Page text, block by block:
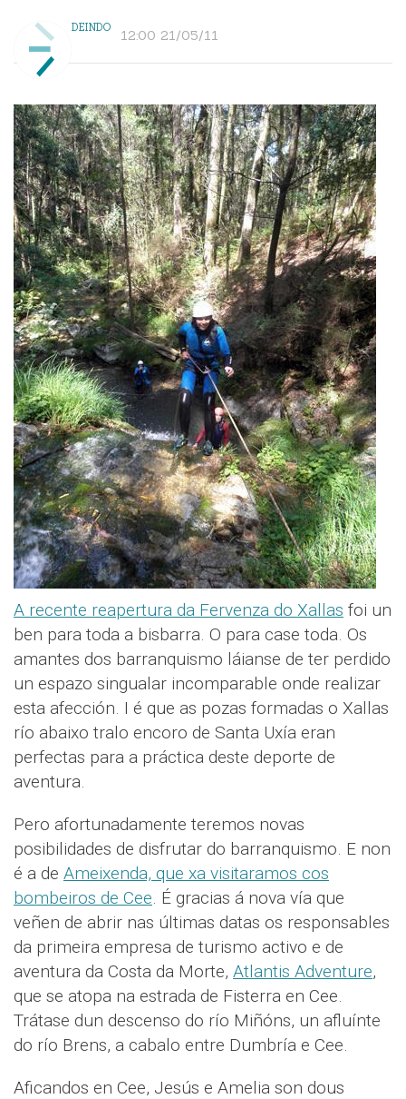
DEINDO 12:00 21/05/11
A recente reapertura da Fervenza do Xallas foi un
ben para toda a bisbarra. O para case toda. Os
amantes dos barranquismo láianse de ter perdido
un espazo singualar incomparable onde realizar
esta afección. I é que as pozas formadas o Xallas
río abaixo tralo encoro de Santa Uxía eran
perfectas para a práctica deste deporte de
aventura.
Pero afortunadamente teremos novas
posibilidades de disfrutar do barranquismo. E non
é a de Ameixenda, que xa visitaramos cos
bombeiros de Cee. É gracias á nova vía que
veñen de abrir nas últimas datas os responsables
da primeira empresa de turismo activo e de
aventura da Costa da Morte, Atlantis Adventure,
que se atopa na estrada de Fisterra en Cee.
Trátase dun descenso do río Miñóns, un afluínte
do río Brens, a cabalo entre Dumbría e Cee.
Aficandos en Cee, Jesús e Amelia son dous